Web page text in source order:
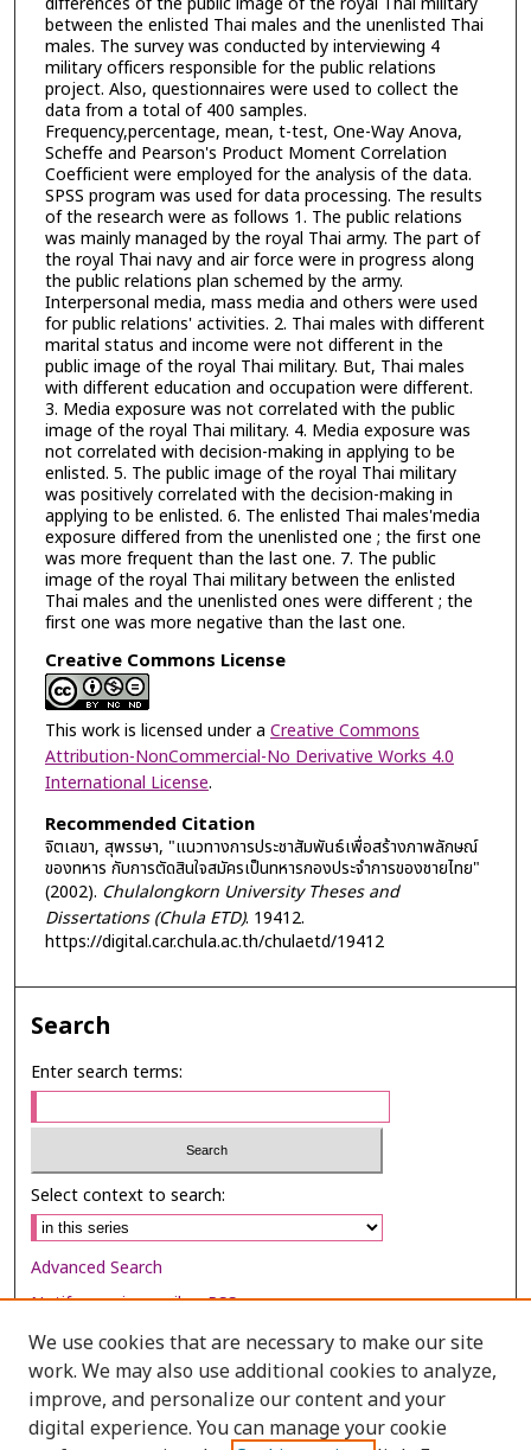
between the enlisted Thai males and the unenlisted Thai
males. The survey was conducted by interviewing 4
military officers responsible for the public relations
project. Also, questionnaires were used to collect the
data from a total of 400 samples.
Frequency,percentage, mean, t-test, One-Way Anova,
Scheffe and Pearson's Product Moment Correlation
Coefficient were employed for the analysis of the data.
SPSS program was used for data processing. The results
of the research were as follows 1. The public relations
was mainly managed by the royal Thai army. The part of
the royal Thai navy and air force were in progress along
the public relations plan schemed by the army.
Interpersonal media, mass media and others were used
for public relations' activities. 2. Thai males with different
marital status and income were not different in the
public image of the royal Thai military. But, Thai males
with different education and occupation were different.
3. Media exposure was not correlated with the public
image of the royal Thai military. 4. Media exposure was
not correlated with decision-making in applying to be
enlisted. 5. The public image of the royal Thai military
was positively correlated with the decision-making in
applying to be enlisted. 6. The enlisted Thai males'media
exposure differed from the unenlisted one ; the first one
was more frequent than the last one. 7. The public
image of the royal Thai military between the enlisted
Thai males and the unenlisted ones were different ; the
first one was more negative than the last one.
Creative Commons License
This work is licensed under a Creative Commons
Attribution-NonCommercial-No Derivative Works 4.0
International License.
Recommended Citation
จิตเลขา, สุพรรษา, "แนวทางการประชาสัมพันธ์เพื่อสร้างภาพลักษณ์
ของทหาร กับการตัดสินใจสมัครเป็นทหารกองประจำการของชายไทย"
(2002). Chulalongkorn University Theses and
Dissertations (Chula ETD). 19412.
https://digital.car.chula.ac.th/chulaetd/19412
Search
Enter search terms:
Select context to search:
Advanced Search
Notify me via email orRSS
Browse
Collections
Disciplines
We use cookies that are necessary to make our site
work. We may also use additional cookies to analyze,
improve, and personalize our content and your
digital experience. You can manage your cookie